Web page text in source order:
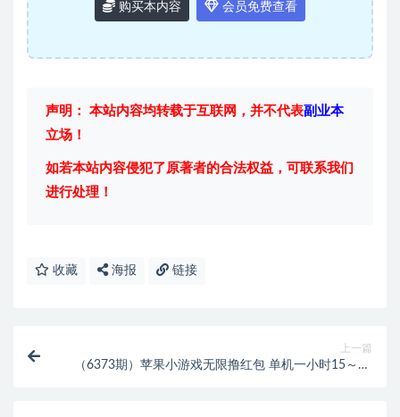
购买本内容 会员免费查看
声明： 本站内容均转载于互联网，并不代表副业本
立场！
如若本站内容侵犯了原著者的合法权益，可联系我们
进行处理！
收藏 海报 链接
上一篇
（6373期）苹果小游戏无限撸红包 单机一小时15～20